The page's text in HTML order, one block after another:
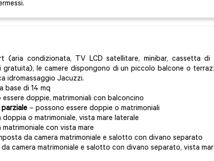
(aria condizionata, TV LCD satellitare, minibar, cassetta di
gratuita), le camere dispongono di un piccolo balcone o
idromassaggio Jacuzzi.
base di 14 mq
essere doppie, matrimoniali con balconcino
parziale – possono essere doppie o matrimoniali
o matrimoniale, vista mare laterale
matrimoniale con vista mare
da camera matrimoniale e salotto con divano separato
camera matrimoniale e salotto con divano separato, vista